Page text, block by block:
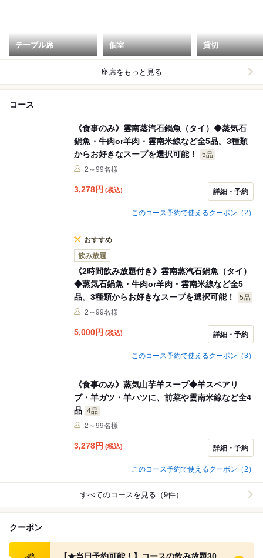
テーブル席 個室 貸切
座席をもっと見る
コース
《食事のみ》雲南蒸汽石鍋魚（タイ）◆蒸気石
鍋魚・牛肉or羊肉・雲南米線など全5品。3種類
からお好きなスープを選択可能！
5品
2～99名様
3,278円 (税込) 詳細・予約
このコース予約で使えるクーポン（2）
おすすめ
飲み放題
《2時間飲み放題付き》雲南蒸汽石鍋魚（タイ）
◆蒸気石鍋魚・牛肉or羊肉・雲南米線など全5
品。3種類からお好きなスープを選択可能！
5品
2～99名様
5,000円 (税込) 詳細・予約
このコース予約で使えるクーポン（3）
《食事のみ》蒸気山芋羊スープ◆羊スペアリ
ブ・羊ガツ・羊ハツに、前菜や雲南米線など全4
品 4品
2～99名様
3,278円 (税込) 詳細・予約
このコース予約で使えるクーポン（2）
すべてのコースを見る（9件）
クーポン
食べログ クーポン